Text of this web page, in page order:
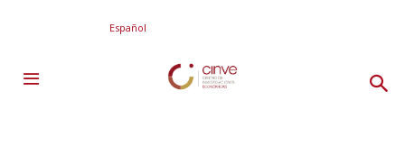
Español